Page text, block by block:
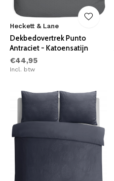
Heckett & Lane
Dekbedovertrek Punto
Antraciet - Katoensatijn
€44,95
Incl. btw